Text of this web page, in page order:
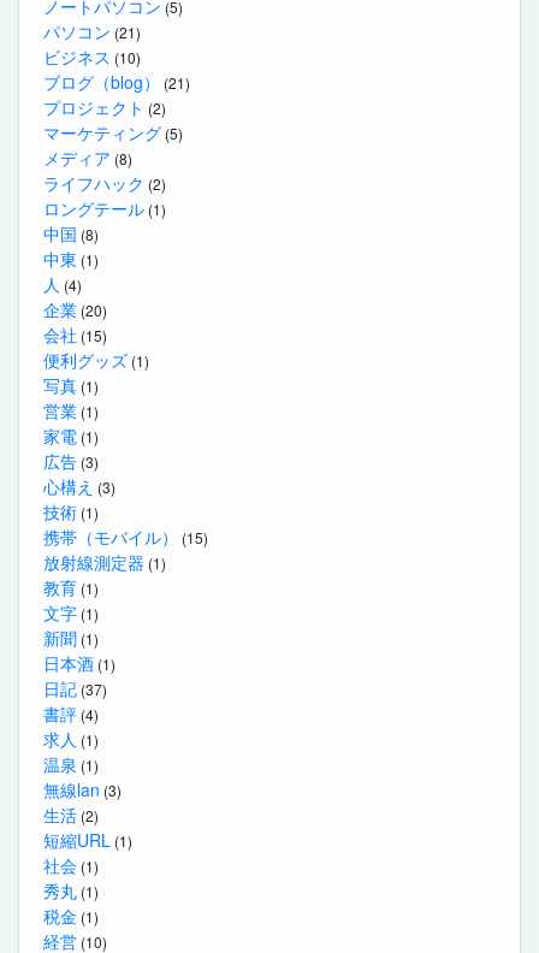
ノートパソコン (5)
パソコン (21)
ビジネス (10)
ブログ（blog） (21)
プロジェクト (2)
マーケティング (5)
メディア (8)
ライフハック (2)
ロングテール (1)
中国 (8)
中東 (1)
人 (4)
企業 (20)
会社 (15)
便利グッズ (1)
写真 (1)
営業 (1)
家電 (1)
広告 (3)
心構え (3)
技術 (1)
携帯（モバイル） (15)
放射線測定器 (1)
教育 (1)
文字 (1)
新聞 (1)
日本酒 (1)
日記 (37)
書評 (4)
求人 (1)
温泉 (1)
無線lan (3)
生活 (2)
短縮URL (1)
社会 (1)
秀丸 (1)
税金 (1)
経営 (10)